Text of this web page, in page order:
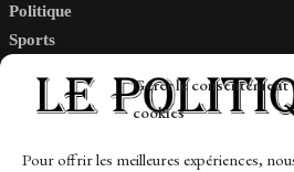
Gérer le consentement
cookies
Pour offrir les meilleures expériences,
Politique
Sports